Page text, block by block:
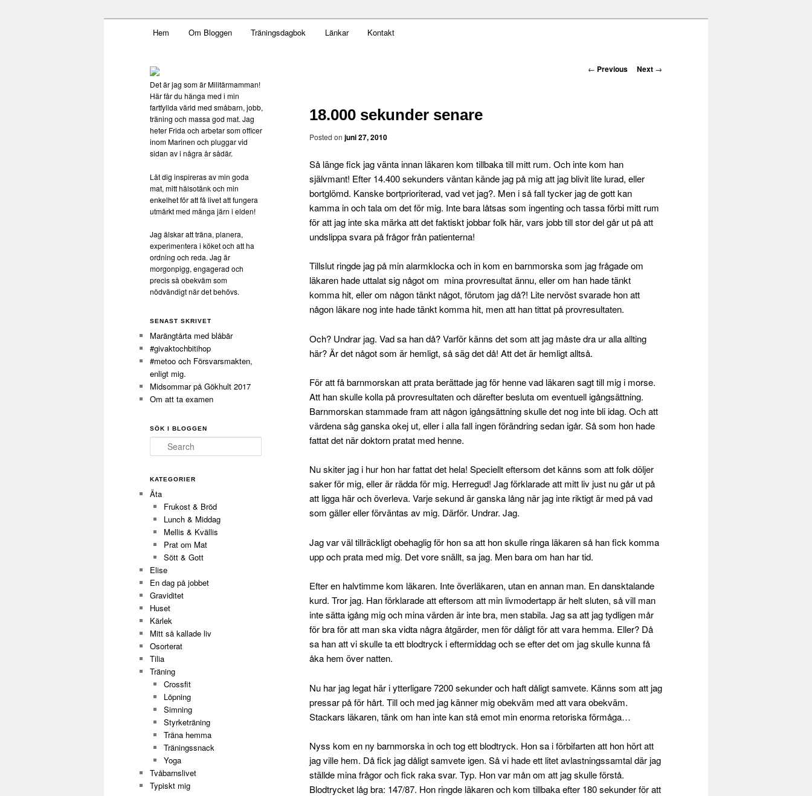
Militärmamman
Skip to primary content
Hem Om Bloggen Träningsdagbok Länkar Kontakt
Post navigation
← Previous Next →
18.000 sekunder senare
Posted on juni 27, 2010
Så länge fick jag vänta innan läkaren kom tillbaka till mitt rum. Och inte kom han
självmant! Efter 14.400 sekunders väntan kände jag på mig att jag blivit lite lurad, eller
bortglömd. Kanske bortprioriterad, vad vet jag?. Men i så fall tycker jag de gott kan
kamma in och tala om det för mig. Inte bara låtsas som ingenting och tassa förbi mitt rum
för att jag inte ska märka att det faktiskt jobbar folk här, vars jobb till stor del går ut på att
undslippa svara på frågor från patienterna!
Tillslut ringde jag på min alarmklocka och in kom en barnmorska som jag frågade om
läkaren hade uttalat sig något om mina provresultat ännu, eller om han hade tänkt
komma hit, eller om någon tänkt något, förutom jag då?! Lite nervöst svarade hon att
någon läkare nog inte hade tänkt komma hit, men att han tittat på provresultaten.
Och? Undrar jag. Vad sa han då? Varför känns det som att jag måste dra ur alla allting
här? Är det något som är hemligt, så säg det då! Att det är hemligt alltså.
För att få barnmorskan att prata berättade jag för henne vad läkaren sagt till mig i morse.
Att han skulle kolla på provresultaten och därefter besluta om eventuell igångsättning.
Barnmorskan stammade fram att någon igångsättning skulle det nog inte bli idag. Och att
värdena såg ganska okej ut, eller i alla fall ingen förändring sedan igår. Så som hon hade
fattat det när doktorn pratat med henne.
Nu skiter jag i hur hon har fattat det hela! Speciellt eftersom det känns som att folk döljer
saker för mig, eller är rädda för mig. Herregud! Jag förklarade att mitt liv just nu går ut på
att ligga här och överleva. Varje sekund är ganska lång när jag inte riktigt är med på vad
som gäller eller förväntas av mig. Därför. Undrar. Jag.
Jag var väl tillräckligt obehaglig för hon sa att hon skulle ringa läkaren så han fick komma
upp och prata med mig. Det vore snällt, sa jag. Men bara om han har tid.
Efter en halvtimme kom läkaren. Inte överläkaren, utan en annan man. En dansktalande
kurd. Tror jag. Han förklarade att eftersom att min livmodertapp är helt sluten, så vill man
inte sätta igång mig och mina värden är inte bra, men stabila. Jag sa att jag tydligen mår
för bra för att man ska vidta några åtgärder, men för dåligt för att vara hemma. Eller? Då
sa han att vi skulle ta ett blodtryck i eftermiddag och se efter det om jag skulle kunna få
åka hem över natten.
Nu har jag legat här i ytterligare 7200 sekunder och haft dåligt samvete. Känns som att jag
pressar på för hårt. Till och med jag känner mig obekväm med att vara obekväm.
Stackars läkaren, tänk om han inte kan stå emot min enorma retoriska förmåga…
Nyss kom en ny barnmorska in och tog ett blodtryck. Hon sa i förbifarten att hon hört att
jag ville hem. Då fick jag dåligt samvete igen. Så vi hade ett litet avlastningssamtal där jag
ställde mina frågor och fick raka svar. Typ. Hon var mån om att jag skulle förstå.
Blodtrycket låg bra: 147/87. Hon ringde läkaren och kom tillbaka efter 180 sekunder för att
Det är jag som är Militärmamman!
Här får du hänga med i min
fartfyllda värld med småbarn, jobb,
träning och massa god mat. Jag
heter Frida och arbetar som officer
inom Marinen och pluggar vid
sidan av i några år sådär.
Låt dig inspireras av min goda
mat, mitt hälsotänk och min
enkelhet för att få livet att fungera
utmärkt med många järn i elden!
Jag älskar att träna, planera,
experimentera i köket och att ha
ordning och reda. Jag är
morgonpigg, engagerad och
precis så obekväm som
nödvändigt när det behövs.
SENAST SKRIVET
Marängtårta med blåbär
#givaktochbitihop
#metoo och Försvarsmakten,
enligt mig.
Midsommar på Gökhult 2017
Om att ta examen
SÖK I BLOGGEN
Search
KATEGORIER
Äta
Frukost & Bröd
Lunch & Middag
Mellis & Kvällis
Prat om Mat
Sött & Gott
Elise
En dag på jobbet
Graviditet
Huset
Kärlek
Mitt så kallade liv
Osorterat
Tilia
Träning
Crossfit
Löpning
Simning
Styrketräning
Träna hemma
Träningssnack
Yoga
Tvåbarnslivet
Typiskt mig